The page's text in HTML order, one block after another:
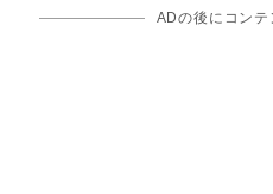
ADの後にコンテ